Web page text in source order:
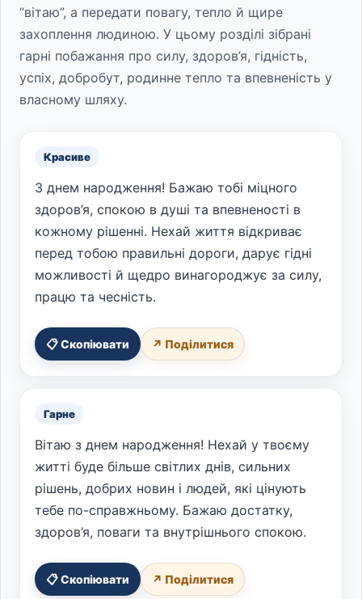
“вітаю”, а передати повагу, тепло й щире
захоплення людиною. У цьому розділі зібрані
гарні побажання про силу, здоров’я, гідність,
успіх, добробут, родинне тепло та впевненість у
власному шляху.
Красиве
З днем народження! Бажаю тобі міцного
здоров’я, спокою в душі та впевненості в
кожному рішенні. Нехай життя відкриває
перед тобою правильні дороги, дарує гідні
можливості й щедро винагороджує за силу,
працю та чесність.
📋 Скопіювати ↗ Поділитися
Гарне
Вітаю з днем народження! Нехай у твоєму
житті буде більше світлих днів, сильних
рішень, добрих новин і людей, які цінують
тебе по-справжньому. Бажаю достатку,
здоров’я, поваги та внутрішнього спокою.
📋 Скопіювати ↗ Поділитися